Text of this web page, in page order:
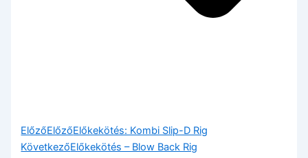
ElőzőElőzőElőkekötés: Kombi Slip-D Rig
KövetkezőElőkekötés – Blow Back Rig